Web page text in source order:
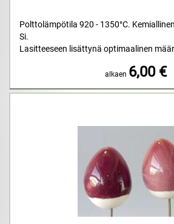
Polttolämpötila 920 - 1350°C.
Si.
Lasitteeseen lisättynä optimaalinen
alkaen 6,00 €